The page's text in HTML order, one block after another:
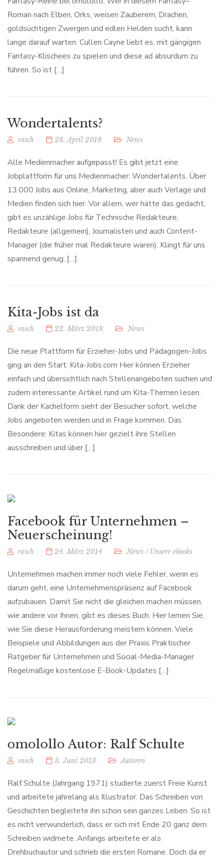
Roman nach Elben, Orks, weisen Zauberern, Drachen,
goldsüchtigen Zwergen und edlen Helden sucht, kann
lange darauf warten. Cullen Cayne liebt es, mit gängigen
Fantasy-Klischees zu spielen und diese ad absurdum zu
führen. So ist […]
Wondertalents?
rasch 28. April 2018 News
Alle Medienmacher aufgepasst! Es gibt jetzt eine
Jobplattform für uns Medienmacher: Wondertalents. Über
13.000 Jobs aus Online, Marketing, aber auch Verlage und
Medien finden sich hier. Vor allem, wer hätte das gedacht,
gibt es unzählige Jobs für Technische Redakteure,
Redakteure (allgemein), Journalisten und auch Content-
Manager (die früher mal Redakteure waren). Klingt für uns
spannend genug, […]
Kita-Jobs ist da
rasch 22. März 2018 News
Die neue Plattform für Erzieher-Jobs und Pädagogen-Jobs
ging an den Start: Kita-Jobs.com Hier können Erzieher
einfach und übersichtlich nach Stellenangeboten suchen und
zudem interessante Artikel rund um Kita-Themen lesen.
Dank der Kachelform sieht der Besucher sofort, welche
Jobs angeboten werden und in Frage kommen. Das
Besondere: Kitas können hier gezielt ihre Stellen
ausschreiben und über […]
Facebook für Unternehmen –
Neuerscheinung!
rasch 24. März 2014 News / Unsere ebooks
Unternehmen machen immer noch viele Fehler, wenn es
darum geht, eine Unternehmenspräsenz auf Facebook
aufzubauen. Damit Sie nicht die gleichen machen müssen,
wie andere vor Ihnen, gibt es dieses Buch. Hier lernen Sie,
wie Sie diese Herausforderung meistern können. Viele
Beispiele und Abbildungen aus der Praxis Praktischer
Ratgeber für Unternehmen und Social-Media-Manager
Regelmäßige kostenlose E-Book-Updates […]
omolollo Autor: Ralf Schulte
rasch 3. Juni 2013 Autoren
Ralf Schulte (Jahrgang 1971) studierte zuerst Freie Kunst
und arbeitete jahrelang als Illustrator. Das Schreiben von
Geschichten begleitete ihn schon sein ganzes Leben. So ist
es nicht verwunderlich, dass er sich mit Ende 20 ganz dem
Schreiben widmete. Anfangs arbeitete er als
Drehbuchautor und schrieb die ersten Romane. Doch da er